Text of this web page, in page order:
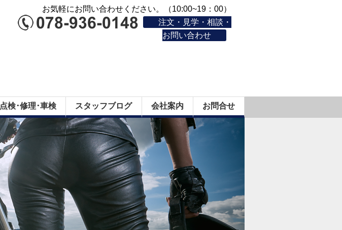
お気軽にお問い合わせください。（10:00~19：00）
注文・見学・相談・
お問い合わせ
点検･修理･車検 スタッフブログ 会社案内 お問合せ